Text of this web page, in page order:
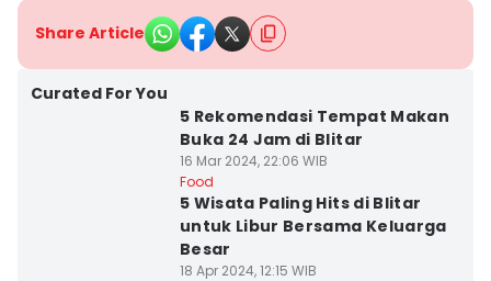
Share Article
Curated For You
5 Rekomendasi Tempat Makan
Buka 24 Jam di Blitar
16 Mar 2024, 22:06 WIB
Food
5 Wisata Paling Hits di Blitar
untuk Libur Bersama Keluarga
Besar
18 Apr 2024, 12:15 WIB